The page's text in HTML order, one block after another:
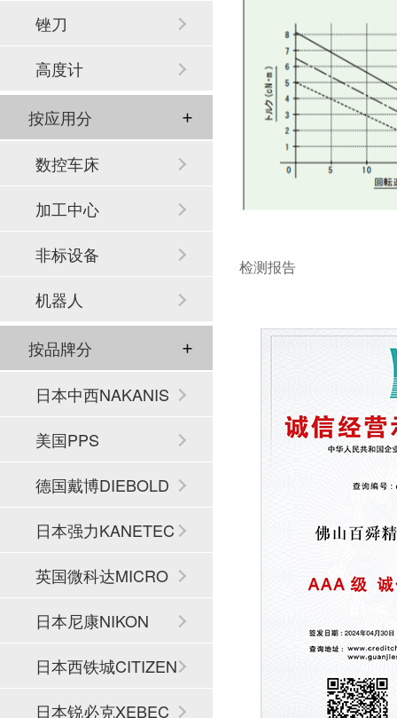
检测报告
锉刀
高度计
按应用分
数控车床
加工中心
非标设备
机器人
按品牌分
日本中西NAKANIS
HI
美国PPS
德国戴博DIEBOLD
日本强力KANETEC
英国微科达MICRO
SET
日本尼康NIKON
日本西铁城CITIZEN
日本锐必克XEBEC